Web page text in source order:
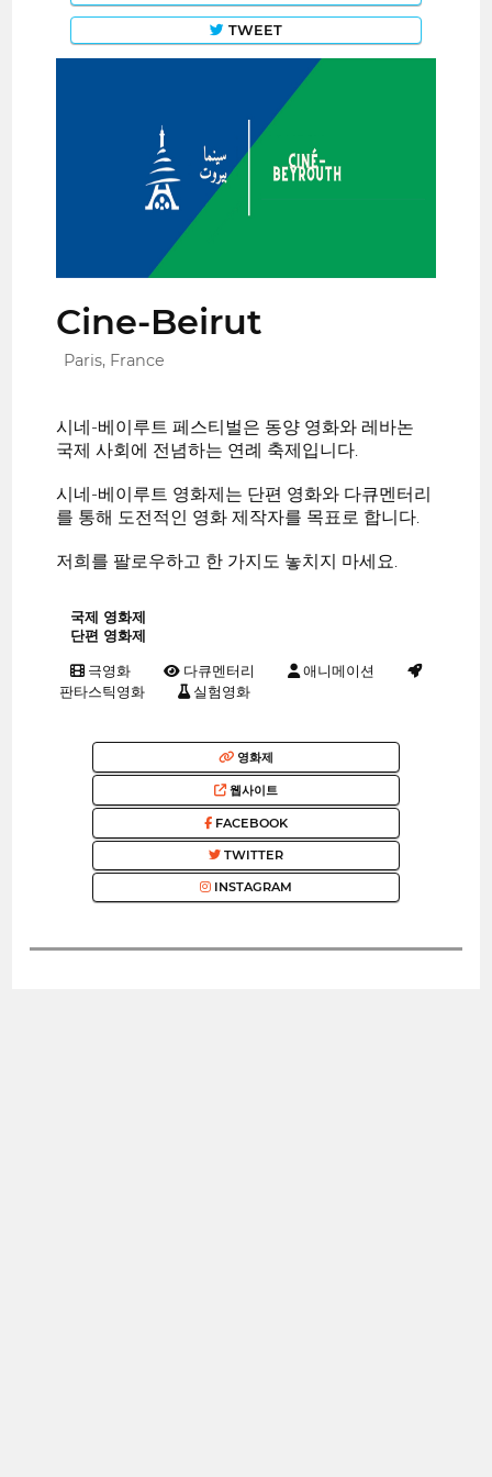
TWEET
Cine-Beirut
Paris, France
시네-베이루트 페스티벌은 동양 영화와 레바논
국제 사회에 전념하는 연례 축제입니다.
시네-베이루트 영화제는 단편 영화와 다큐멘터리
를 통해 도전적인 영화 제작자를 목표로 합니다.
저희를 팔로우하고 한 가지도 놓치지 마세요.
국제 영화제
단편 영화제
극영화 다큐멘터리
애니메이션
판타스틱영화
실험영화
영화제
웹사이트
FACEBOOK
TWITTER
INSTAGRAM